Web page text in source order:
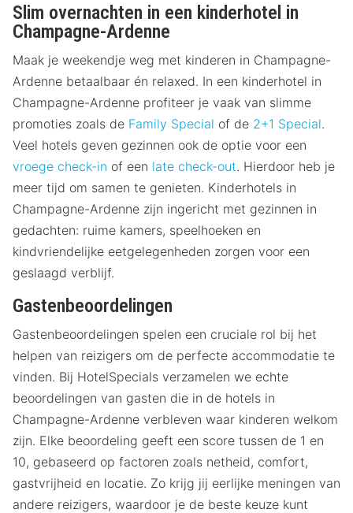
Slim overnachten in een kinderhotel in
Champagne-Ardenne
Maak je weekendje weg met kinderen in Champagne-
Ardenne betaalbaar én relaxed. In een kinderhotel in
Champagne-Ardenne profiteer je vaak van slimme
promoties zoals de Family Special of de 2+1 Special.
Veel hotels geven gezinnen ook de optie voor een
vroege check-in of een late check-out. Hierdoor heb je
meer tijd om samen te genieten. Kinderhotels in
Champagne-Ardenne zijn ingericht met gezinnen in
gedachten: ruime kamers, speelhoeken en
kindvriendelijke eetgelegenheden zorgen voor een
geslaagd verblijf.
Gastenbeoordelingen
Gastenbeoordelingen spelen een cruciale rol bij het
helpen van reizigers om de perfecte accommodatie te
vinden. Bij HotelSpecials verzamelen we echte
beoordelingen van gasten die in de hotels in
Champagne-Ardenne verbleven waar kinderen welkom
zijn. Elke beoordeling geeft een score tussen de 1 en
10, gebaseerd op factoren zoals netheid, comfort,
gastvrijheid en locatie. Zo krijg jij eerlijke meningen van
andere reizigers, waardoor je de beste keuze kunt